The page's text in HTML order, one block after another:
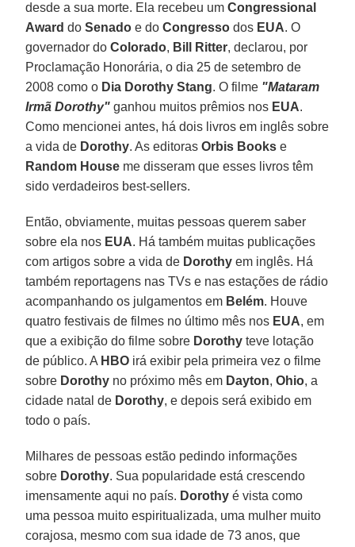
desde a sua morte. Ela recebeu umCongressional
Award doSenado e doCongresso dos EUA. O
governador doColorado, Bill Ritter, declarou, por
Proclamação Honorária, o dia 25 de setembro de
2008 como o Dia Dorothy Stang. O filme "Mataram
Irmã Dorothy" ganhou muitos prêmios nos EUA.
Como mencionei antes, há dois livros em inglês sobre
a vida de Dorothy. As editorasOrbis Books e
Random House me disseram que esses livros têm
sido verdadeiros best-sellers.
Então, obviamente, muitas pessoas querem saber
sobre ela nos EUA. Há também muitas publicações
com artigos sobre a vida de Dorothy em inglês. Há
também reportagens nas TVs e nas estações de rádio
acompanhando os julgamentos em Belém. Houve
quatro festivais de filmes no último mês nos EUA, em
que a exibição do filme sobre Dorothy teve lotação
de público. A HBO irá exibir pela primeira vez o filme
sobre Dorothy no próximo mês em Dayton,Ohio, a
cidade natal de Dorothy, e depois será exibido em
todo o país.
Milhares de pessoas estão pedindo informações
sobre Dorothy. Sua popularidade está crescendo
imensamente aqui no país. Dorothy é vista como
uma pessoa muito espiritualizada, uma mulher muito
corajosa, mesmo com sua idade de 73 anos, que